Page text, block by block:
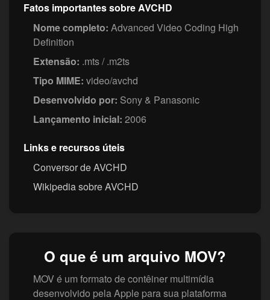
Fatos importantes sobre AVCHD
Nome completo: Advanced Video Coding High
Definition
Extensão: .mts / .m2ts
Tipo MIME: video/avchd
Desenvolvido por: Sony & Panasonic
Lançamento inicial: 2006
Links e recursos úteis
Conversor de AVCHD
Wikipedia sobre AVCHD
O que é um arquivo MOV?
MOV é um formato de contêiner multimídia
desenvolvido pela Apple para sua plataforma